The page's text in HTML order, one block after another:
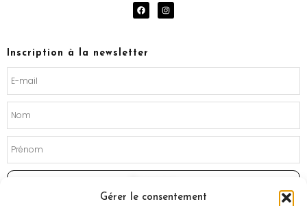
Gérer le consentement
F
a
o
I
n
Inscription à la newsletter